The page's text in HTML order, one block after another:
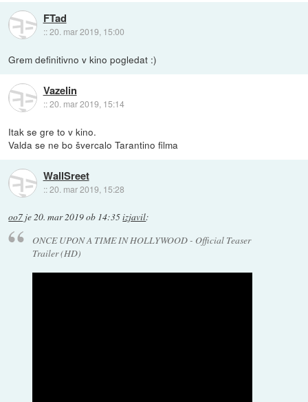
FTad
::20. mar 2019, 15:00
Grem definitivno v kino pogledat :)
Vazelin
::20. mar 2019, 15:14
Itak se gre to v kino.
Valda se ne bo švercalo Tarantino filma
WallSreet
::20. mar 2019, 15:28
oo7 je20. mar 2019 ob 14:35izjavil:
ONCE UPON A TIME IN HOLLYWOOD - Official Teaser
Trailer (HD)